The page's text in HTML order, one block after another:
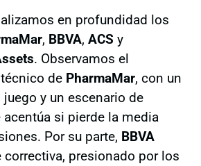
en profundidad los
, BBVA, ACS y
. Observamos el
de PharmaMar, con un
y un escenario de
si pierde la media
Por su parte, BBVA
presionado por los